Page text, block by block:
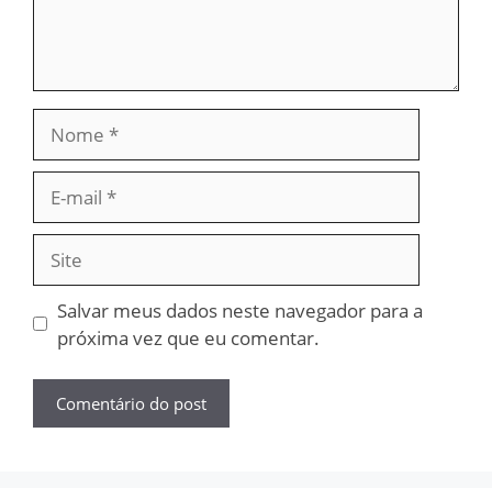
mail
Salvar meus dados neste navegador para a
próxima vez que eu comentar.